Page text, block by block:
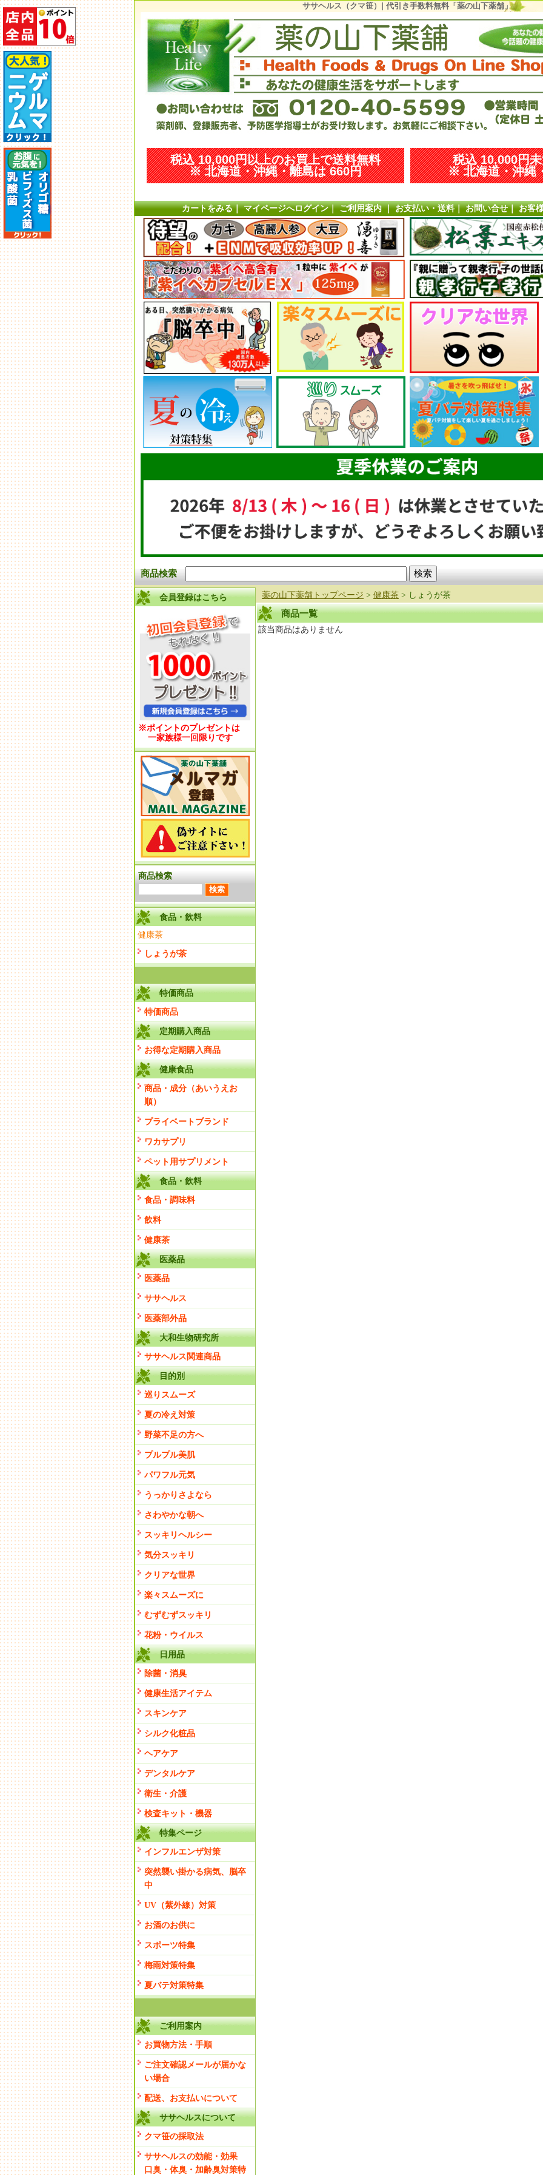
ササヘルス（クマ笹）| 代引き手数料無料「薬の山下薬舗」
税込 10,000円以上のお買上で送料無料
※ 北海道・沖縄・離島は 660円
税込 10,000円
※ 北海道・沖縄
カートをみる｜マイページへログイン｜ご利用案内｜お支払い・送料｜お問い合せ｜お客
商品検索
会員登録はこちら
※ポイントのプレゼントは
一家族様一回限りです
商品検索
食品・飲料
健康茶
しょうが茶
特価商品
特価商品
定期購入商品
お得な定期購入商品
健康食品
商品・成分（あいうえお
順）
プライベートブランド
ワカサプリ
ペット用サプリメント
食品・飲料
食品・調味料
飲料
健康茶
医薬品
医薬品
ササヘルス
医薬部外品
大和生物研究所
ササヘルス関連商品
目的別
巡りスムーズ
夏の冷え対策
野菜不足の方へ
プルプル美肌
パワフル元気
うっかりさよなら
さわやかな朝へ
スッキリヘルシー
気分スッキリ
クリアな世界
楽々スムーズに
むずむずスッキリ
花粉・ウイルス
日用品
除菌・消臭
健康生活アイテム
スキンケア
シルク化粧品
ヘアケア
デンタルケア
衛生・介護
検査キット・機器
特集ページ
インフルエンザ対策
突然襲い掛かる病気、脳卒
中
UV（紫外線）対策
お酒のお供に
スポーツ特集
梅雨対策特集
夏バテ対策特集
ご利用案内
お買物方法・手順
ご注文確認メールが届かな
い場合
配送、お支払いについて
ササヘルスについて
クマ笹の採取法
ササヘルスの効能・効果
口臭・体臭・加齢臭対策特
薬の山下薬舗トップページ > 健康茶 > しょうが茶
商品一覧
該当商品はありません